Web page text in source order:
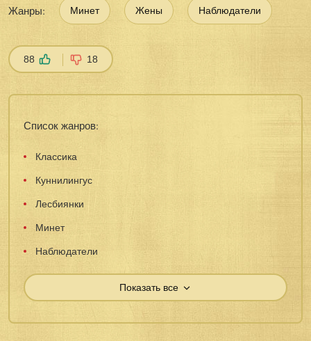
Жанры: Минет Жены Наблюдатели
88 18
Список жанров:
Классика
Куннилингус
Лесбиянки
Минет
Наблюдатели
Показать все